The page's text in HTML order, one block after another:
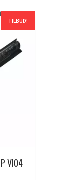
TILBUD!
VI04